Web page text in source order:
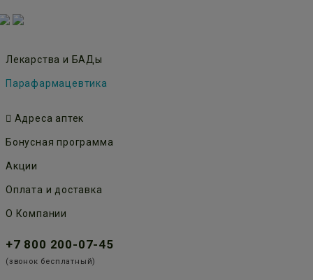
Лекарства и БАДы
Парафармацевтика
Адреса аптек
Бонусная программа
Акции
Оплата и доставка
О Компании
+7 800 200-07-45
(звонок бесплатный)